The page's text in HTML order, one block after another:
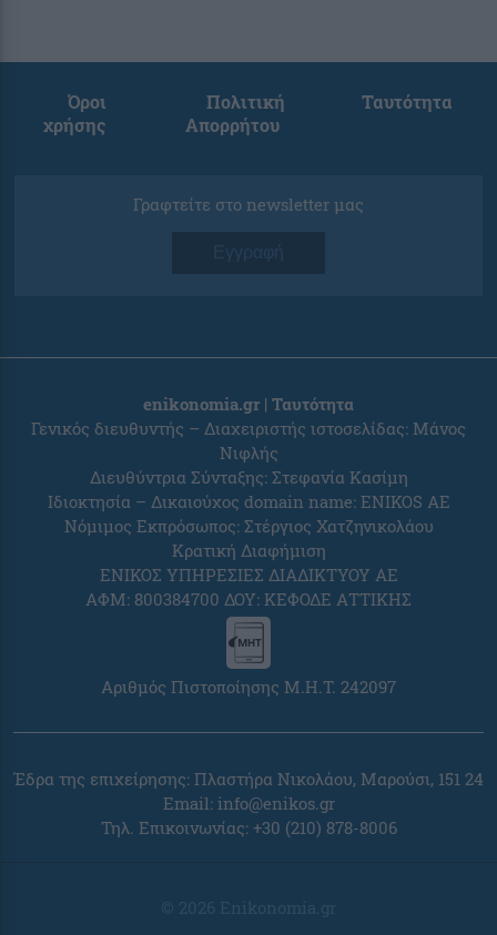
Όροι
χρήσης
Πολιτική
Απορρήτου
Ταυτότητα
Γραφτείτε στο newsletter μας
Εγγραφή
enikonomia.gr | Ταυτότητα
Γενικός διευθυντής – Διαχειριστής ιστοσελίδας: Μάνος
Νιφλής
Διευθύντρια Σύνταξης: Στεφανία Κασίμη
Ιδιοκτησία – Δικαιούχος domain name: ENIKOS AE
Νόμιμος Εκπρόσωπος: Στέργιος Χατζηνικολάου
Κρατική Διαφήμιση
ΕΝΙΚΟΣ ΥΠΗΡΕΣΙΕΣ ΔΙΑΔΙΚΤΥΟΥ ΑΕ
ΑΦΜ: 800384700 ΔΟΥ: ΚΕΦΟΔΕ ΑΤΤΙΚΗΣ
Αριθμός Πιστοποίησης Μ.Η.Τ. 242097
Έδρα της επιχείρησης: Πλαστήρα Νικολάου, Μαρούσι, 151 24
Email: info@enikos.gr
Τηλ. Επικοινωνίας: +30 (210) 878-8006